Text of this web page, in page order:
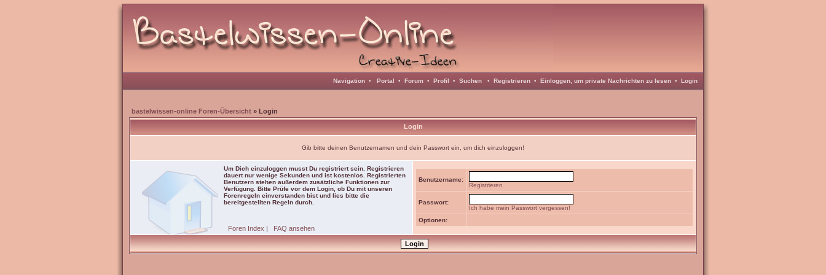
Navigation • Portal • Forum • Profil • Suchen • Registrieren • Einloggen, um private Nachrichten zu lesen • Login
bastelwissen-online Foren-Übersicht » Login
Login
Gib bitte deinen Benutzernamen und dein Passwort ein, um dich einzuloggen!
Um Dich einzuloggen musst Du registriert sein. Registrieren
dauert nur wenige Sekunden und ist kostenlos. Registrierten
Benutzern stehen außerdem zusätzliche Funktionen zur
Verfügung. Bitte Prüfe vor dem Login, ob Du mit unseren
Forenregeln einverstanden bist und lies bitte die
bereitgestellten Regeln durch.
Foren Index | FAQ ansehen
Benutzername:
Registrieren
Passwort:
Ich habe mein Passwort vergessen!
Optionen: